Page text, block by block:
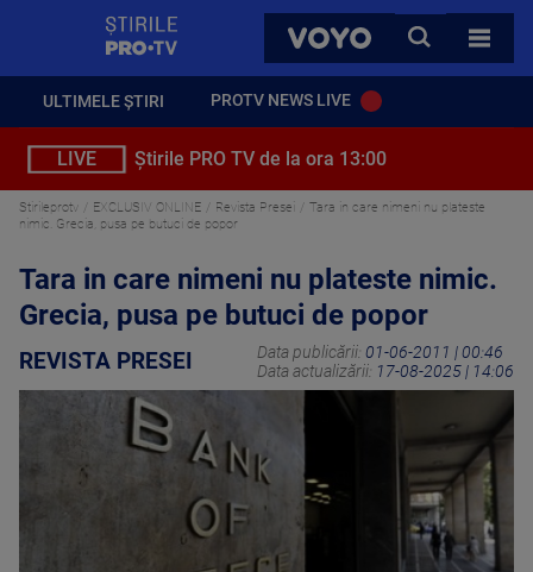
VOYO
CAUTA
TOATE
ULTIMELE ȘTIRI PROTV NEWS LIVE
LIVE Știrile PRO TV de la ora 13:00
Stirileprotv EXCLUSIV ONLINE Revista Presei
Tara in care nimeni nu plateste
nimic. Grecia, pusa pe butuci de popor
Tara in care nimeni nu plateste nimic.
Grecia, pusa pe butuci de popor
REVISTA PRESEI Data publicării: 01-06-2011 | 00:46
Data actualizării: 17-08-2025 | 14:06